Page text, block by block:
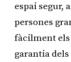
espai segur,
persones
fàcilment
garantia dels